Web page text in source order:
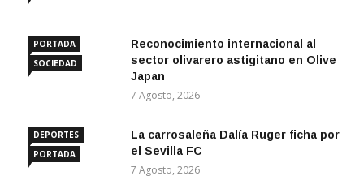
PORTADA
SOCIEDAD
Reconocimiento internacional al
sector olivarero astigitano en Olive
Japan
7 Agosto, 2026
DEPORTES
PORTADA
La carrosaleña Dalía Ruger ficha por
el Sevilla FC
7 Agosto, 2026